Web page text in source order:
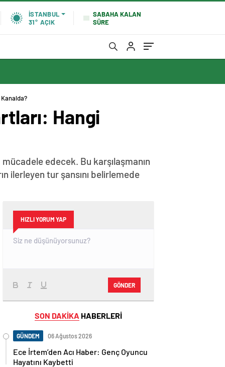
İSTANBUL
31° AÇIK
SABAHA KALAN
SÜRE
Hangi
edecek. Bu karşılaşmanın
ilerleyen tur şansını belirlemede
HIZLI YORUM YAP
GÖNDER
SON DAKİKA HABERLERİ
GÜNDEM 06 Ağustos 2026
Ece İrtem’den Acı Haber: Genç Oyuncu
Hayatını Kaybetti